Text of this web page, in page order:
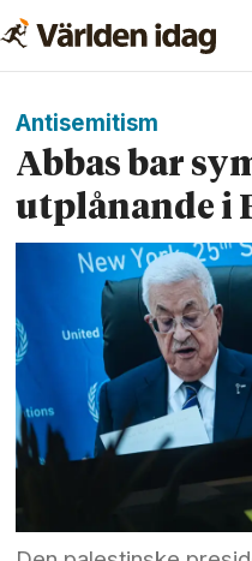
Antisemitism
Abbas bar
utplånande i